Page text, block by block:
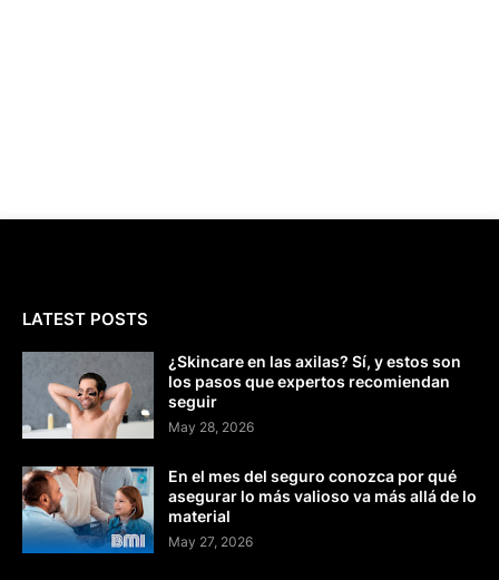
LATEST POSTS
¿Skincare en las axilas? Sí, y estos son
los pasos que expertos recomiendan
seguir
May 28, 2026
En el mes del seguro conozca por qué
asegurar lo más valioso va más allá de lo
material
May 27, 2026